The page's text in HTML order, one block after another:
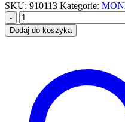
SKU: 910113 Kategorie:
-
Dodaj do koszyka